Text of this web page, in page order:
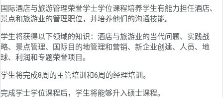
国际酒店与旅游管理荣誉学士学位课程培养学生有能力担任酒店、
景点和旅游业的管理职位，并培养他们的沟通技能。
学生将获得以下领域的知识：酒店与旅游业的当代问题、实践战
略、景点管理、国际目的地管理和营销、新企业创建、人员、地
球、利润和专题荣誉项目。
学生将完成8周的主管培训和6周的经理培训。
完成学士学位课程后，学生将能够升入硕士课程。